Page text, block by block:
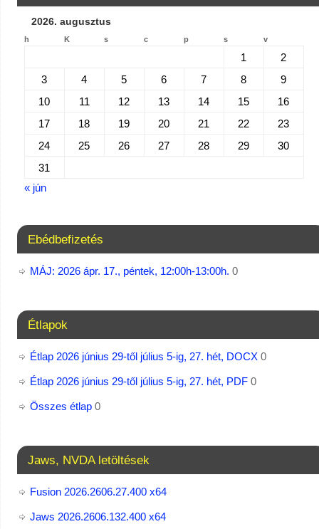
2026. augusztus
h K s c p s v
1
2
3
4 5 6 7 8
9
10
11 12 13 14 15
16
17
18 19 20 21 22
23
24
25 26 27 28 29
30
31
« jún
Ebédbefizetés
MÁJ: 2026 ápr. 17., péntek, 12:00h-13:00h. 0
Étlapok
Étlap 2026 június 29-től július 5-ig, 27. hét, DOCX0
Étlap 2026 június 29-től július 5-ig, 27. hét, PDF0
Összes étlap0
Jaws, NVDA letöltések
Fusion 2026.2606.27.400 x64
Jaws 2026.2606.132.400 x64